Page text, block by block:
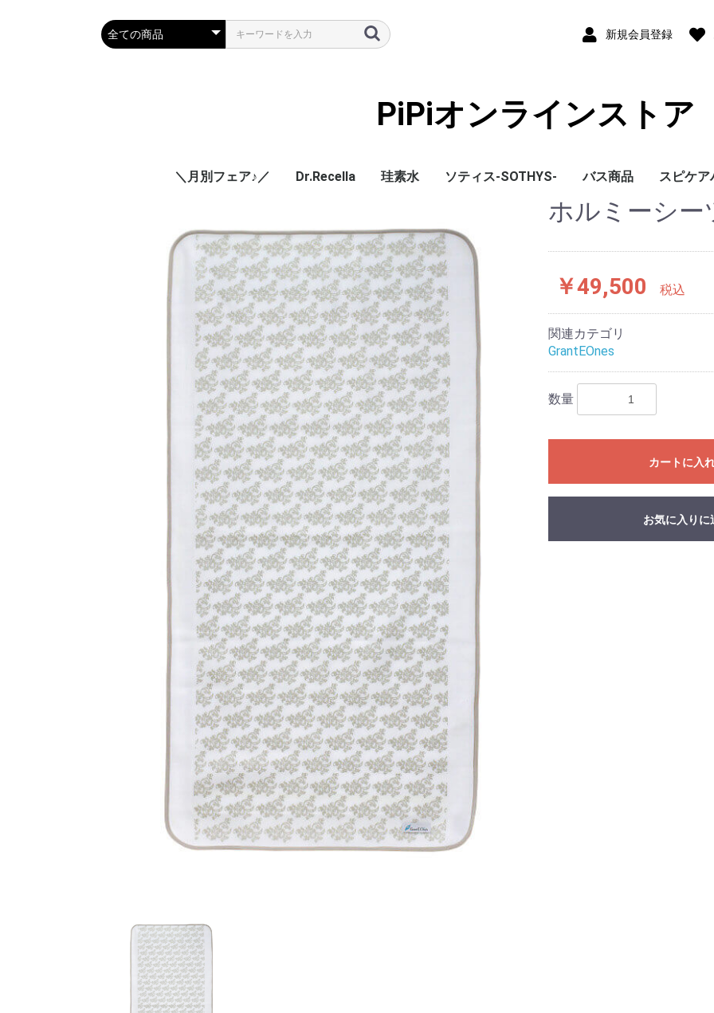
新規会員登録
PiPiオンラインストア
＼月別フェア♪／
ィショナー
様
Dr.Recella
ンケア
スシリーズ
珪素水 ソティス-SOTHYS- バス商品 スピケア
ホルミーシー
￥49,500 税込
関連カテゴリ
GrantEOnes
数量
カートに入
お気に入りに